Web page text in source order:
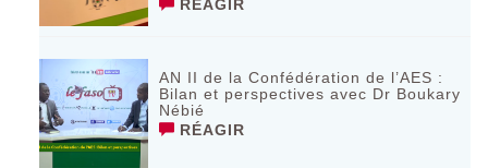
RÉAGIR
AN II de la Confédération de l’AES :
Bilan et perspectives avec Dr Boukary
Nébié
RÉAGIR